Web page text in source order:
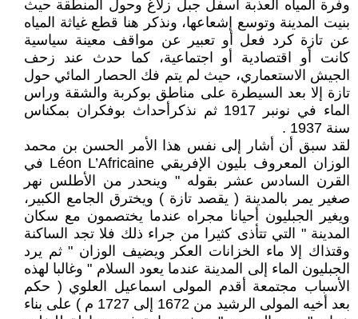
وفرة المياه العذبة أسفل جبل زلاغ وحول المنطقة حيث
بنيت المدينة وتوسع إشعاعها، ونذكر هنا قطع غياثة المياه
عن تازة كرد فعل أو تعبير عن مواقف معينة سياسية
كانت أو اقتصادية أو اجتماعية، كما حدث عند زحف
الجيش الاستعماري، حيث لم يتم فك الحصار المائي حول
تازة إلا بعد السيطرة على مناطق بوكربة والشقة وراس
الماء في نونبر 1917 ثم نذكرأحداث بوفكران بمكناس
سنة 1937 .
لقد سبق أن أشار إلى نفس هذا الأمر الحسن بن محمد
الوزان المعروف بليون الإفريقي Léon L’Africaine في
القرن السادس عشر بقوله " وينحدر من الأطلس نهر
صغير يمر بالمدينة ( يقصد تازة ) ويخترق الجامع الكبير،
ويغير الجبليون أحيانا مجراه عندما يختصمون مع سكان
المدينة " التي تتأذى كثيرا من جراء ذلك فلا تجد الساكنة
وقتذاك إلا ماء الخزانات العكر ويضيف الوزان " ثم يرد
الجبليون الماء إلى المدينة عندما يعود السلام " وغالبا لهذه
الأسباب مجتمعة أقدم المولى اسماعيل العلوي ( حكم
بعد أخيه المولى الرشيد من 1672 إلى 1727 م ) على بناء